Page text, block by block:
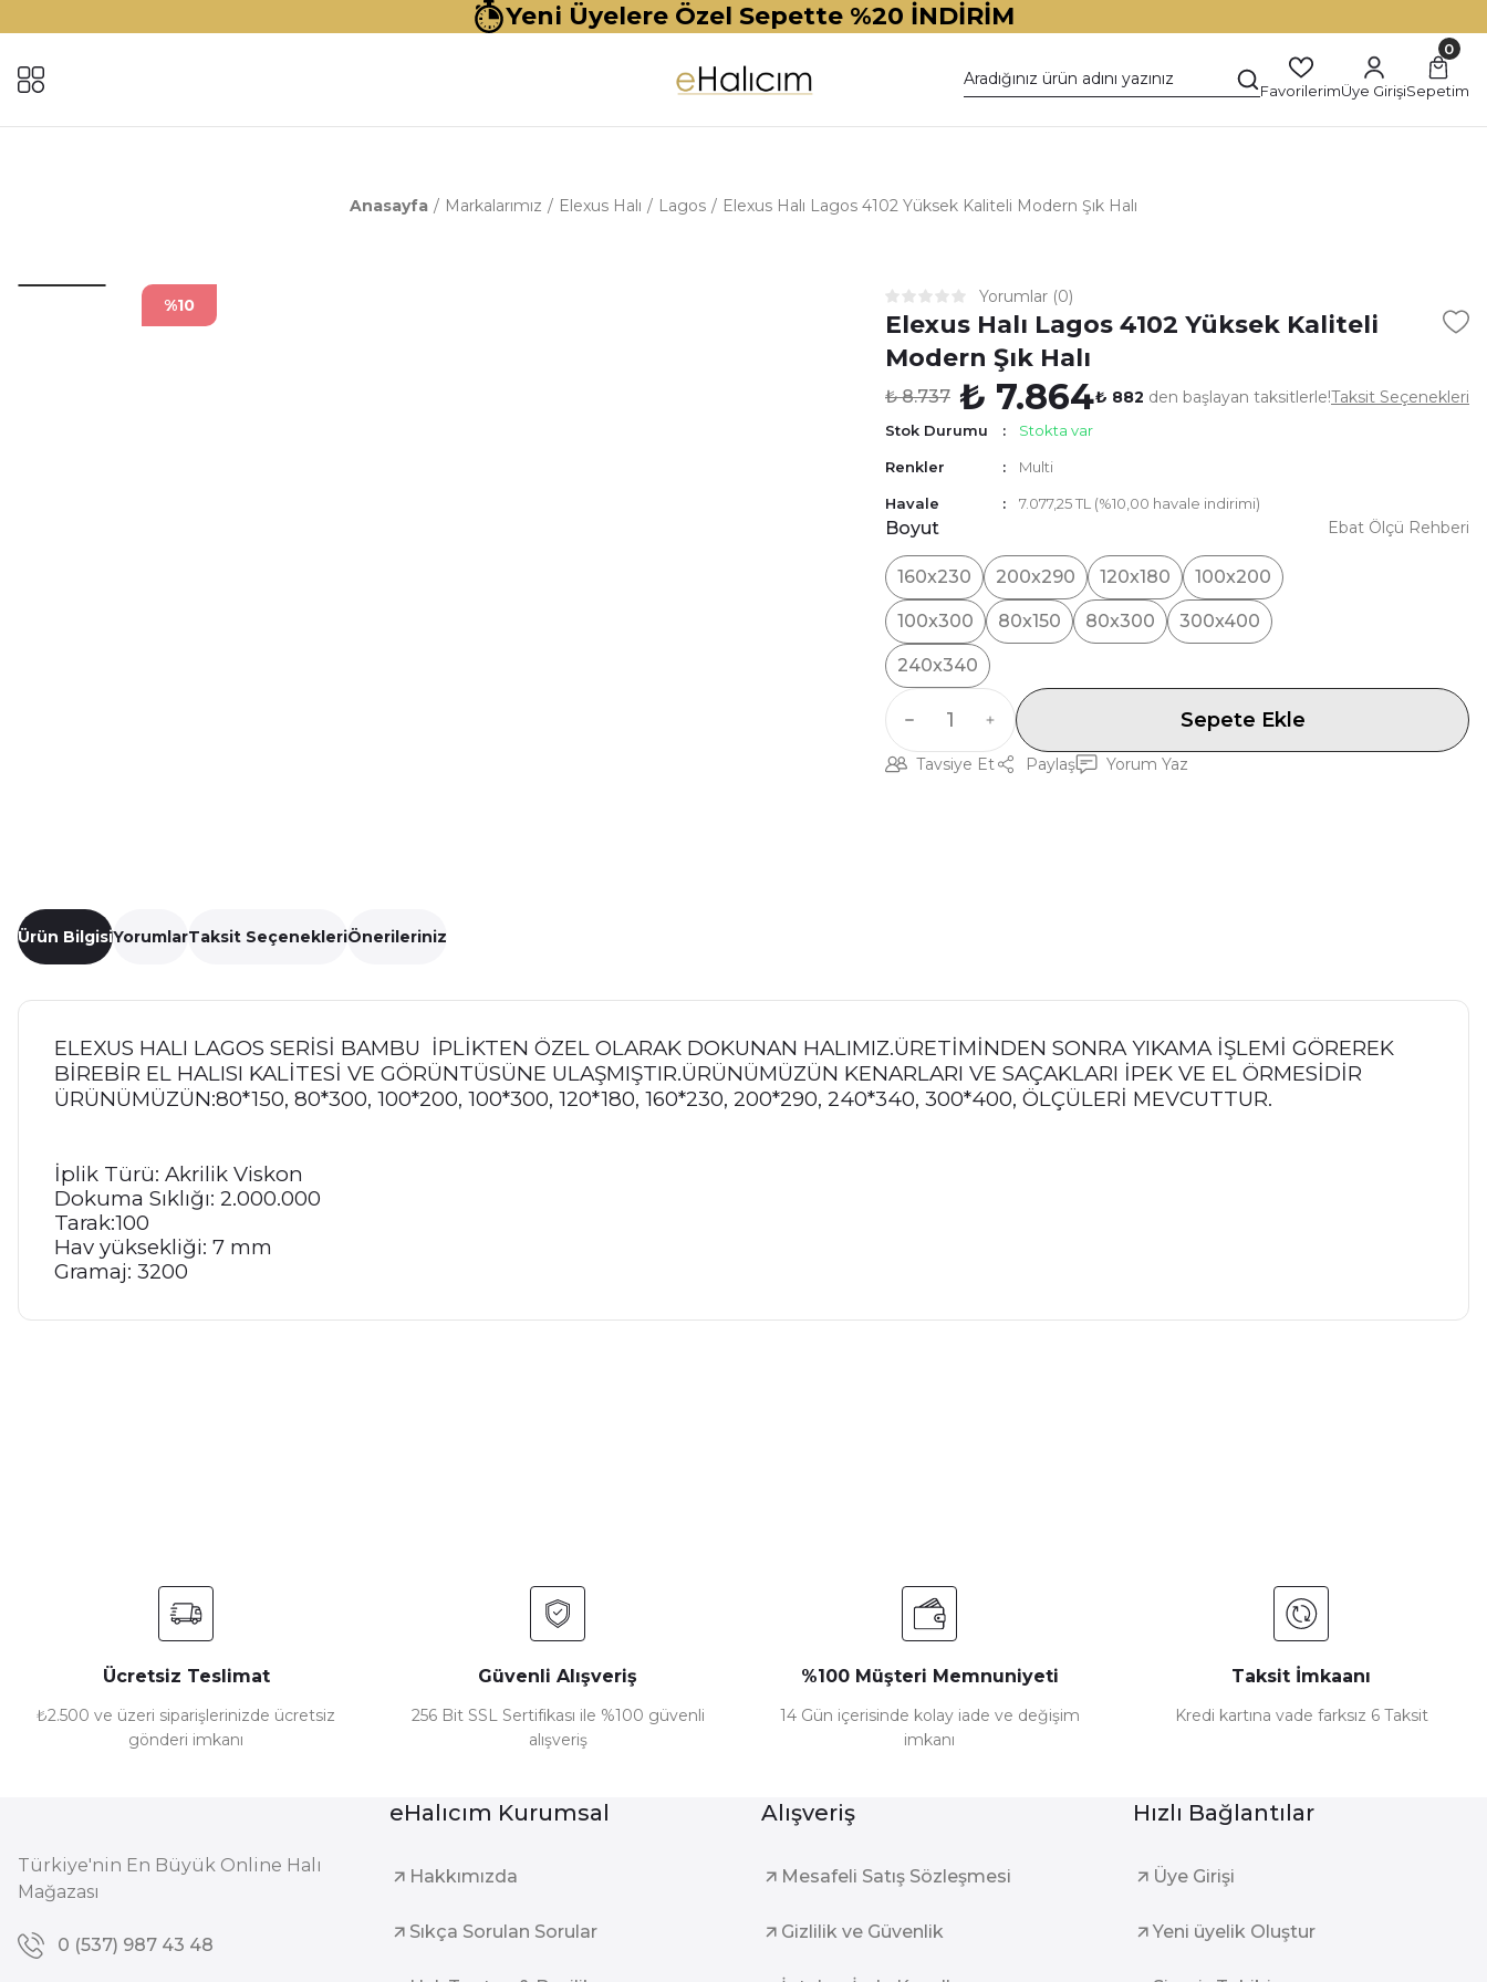
Yeni Üyelere Özel Sepette %20 İNDİRİM
FavorilerimÜye Girişi
0
Sepetim
Anasayfa Markalarımız Elexus Halı Lagos Elexus Halı Lagos 4102 Yüksek Kaliteli Modern Şık Halı
%10 Yorumlar (0)
Elexus Halı Lagos 4102 Yüksek Kaliteli
Modern Şık Halı
₺ 8.737 ₺ 7.864₺ 882 den başlayan taksitlerle!Taksit Seçenekleri
Stok Durumu Stokta var
Renkler Multi
Havale 7.077,25 TL (%10,00 havale indirimi)
Boyut
160x230 200x290 120x180 100x200
100x300 80x150 80x300 300x400
240x340
Ebat Ölçü Rehberi
Sepete Ekle
Tavsiye Et Paylaş Yorum Yaz
Ürün BilgisiYorumlarTaksit SeçenekleriÖnerileriniz
ELEXUS HALI LAGOS SERİSİ BAMBU İPLİKTEN ÖZEL OLARAK DOKUNAN HALIMIZ.ÜRETİMİNDEN SONRA YIKAMA İŞLEMİ GÖREREK
BİREBİR EL HALISI KALİTESİ VE GÖRÜNTÜSÜNE ULAŞMIŞTIR.ÜRÜNÜMÜZÜN KENARLARI VE SAÇAKLARI İPEK VE EL ÖRMESİDİR
ÜRÜNÜMÜZÜN:80*150, 80*300, 100*200, 100*300, 120*180, 160*230, 200*290, 240*340, 300*400, ÖLÇÜLERİ MEVCUTTUR.
İplik Türü: Akrilik Viskon
Dokuma Sıklığı: 2.000.000
Tarak:100
Hav yüksekliği: 7 mm
Gramaj: 3200
Bu ürüne benzer farklı alternatifler olmalı.
Ücretsiz Teslimat
₺2.500 ve üzeri siparişlerinizde ücretsiz
gönderi imkanı
Güvenli Alışveriş
256 Bit SSL Sertifikası ile %100 güvenli
alışveriş
%100 Müşteri Memnuniyeti
14 Gün içerisinde kolay iade ve değişim
imkanı
Taksit İmkaanı
Kredi kartına vade farksız 6 Taksit
Türkiye'nin En Büyük Online Halı
Mağazası
0 (537) 987 43 48
eHalıcım Kurumsal
Hakkımızda
Sıkça Sorulan Sorular
Alışveriş
Mesafeli Satış Sözleşmesi
Gizlilik ve Güvenlik
Hızlı Bağlantılar
Üye Girişi
Yeni üyelik Oluştur